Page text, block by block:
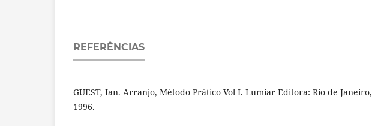
REFERÊNCIAS
GUEST, Ian. Arranjo, Método Prático Vol I. Lumiar Editora: Rio de Janeiro,
1996.